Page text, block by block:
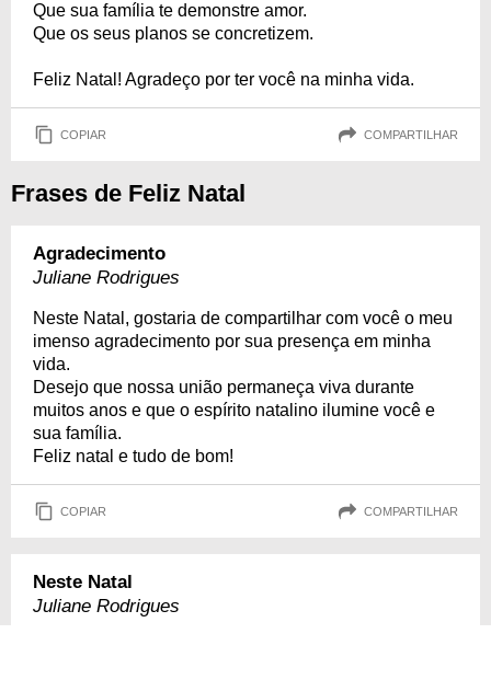
Que sua família te demonstre amor.
Que os seus planos se concretizem.
Feliz Natal! Agradeço por ter você na minha vida.
COPIAR COMPARTILHAR
Frases de Feliz Natal
Agradecimento
Juliane Rodrigues
Neste Natal, gostaria de compartilhar com você o meu
imenso agradecimento por sua presença em minha
vida.
Desejo que nossa união permaneça viva durante
muitos anos e que o espírito natalino ilumine você e
sua família.
Feliz natal e tudo de bom!
COPIAR COMPARTILHAR
Neste Natal
Juliane Rodrigues